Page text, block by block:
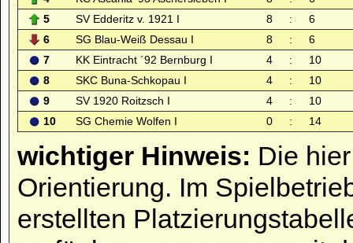
5
SV Edderitz v. 1921 I 8 :
6
6
SG Blau-Weiß Dessau I 8 :
6
7
KK Eintracht ´92 Bernburg I 4 :
10
8
SKC Buna-Schkopau I 4 :
10
9
SV 1920 Roitzsch I 4 :
10
10
SG Chemie Wolfen I 0 : 14
wichtiger Hinweis: Die
Orientierung. Im
erstellten